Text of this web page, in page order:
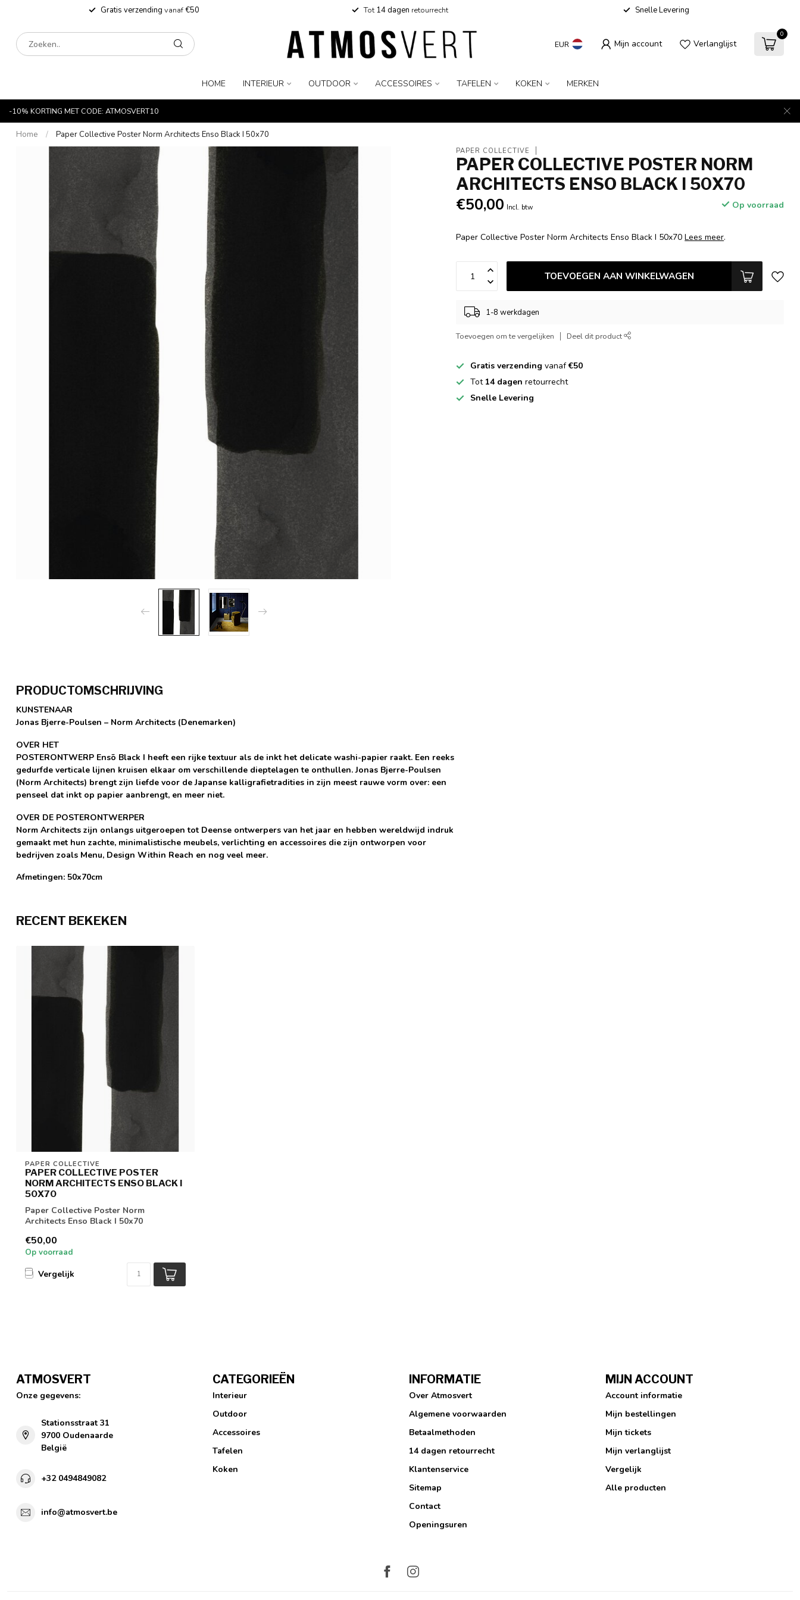
Gratis verzending vanaf€50 Tot14 dagen retourrecht Snelle Levering
EUR Mijn account Verlanglijst
0
HOME INTERIEUR OUTDOOR ACCESSOIRES TAFELEN KOKEN MERKEN
-10% KORTING MET CODE: ATMOSVERT10
Home / Paper Collective Poster Norm Architects Enso Black I 50x70
PAPER COLLECTIVE
PAPER COLLECTIVE POSTER NORM
ARCHITECTS ENSO BLACK I 50X70
€50,00 Incl. btw Op voorraad
Paper Collective Poster Norm Architects Enso Black I 50x70Lees meer.
TOEVOEGEN AAN WINKELWAGEN
1-8 werkdagen
Toevoegen om te vergelijken Deel dit product
Gratis verzending vanaf€50
Tot 14 dagen retourrecht
Snelle Levering
PRODUCTOMSCHRIJVING
KUNSTENAAR
Jonas Bjerre-Poulsen – Norm Architects (Denemarken)
OVER HET
POSTERONTWERP Ensõ Black I heeft een rijke textuur als de inkt het delicate washi-papier raakt. Een reeks
gedurfde verticale lijnen kruisen elkaar om verschillende dieptelagen te onthullen. Jonas Bjerre-Poulsen
(Norm Architects) brengt zijn liefde voor de Japanse kalligrafietradities in zijn meest rauwe vorm over: een
penseel dat inkt op papier aanbrengt, en meer niet.
OVER DE POSTERONTWERPER
Norm Architects zijn onlangs uitgeroepen tot Deense ontwerpers van het jaar en hebben wereldwijd indruk
gemaakt met hun zachte, minimalistische meubels, verlichting en accessoires die zijn ontworpen voor
bedrijven zoals Menu, Design Within Reach en nog veel meer.
Afmetingen: 50x70cm
RECENT BEKEKEN
PAPER COLLECTIVE
PAPER COLLECTIVE POSTER
NORM ARCHITECTS ENSO BLACK I
50X70
Paper Collective Poster Norm
Architects Enso Black I 50x70
€50,00
Op voorraad
Vergelijk
ATMOSVERT
Onze gegevens:
Stationsstraat 31
9700 Oudenaarde
België
+32 0494849082
info@atmosvert.be
CATEGORIEËN
Interieur
Outdoor
Accessoires
Tafelen
Koken
INFORMATIE
Over Atmosvert
Algemene voorwaarden
Betaalmethoden
14 dagen retourrecht
Klantenservice
Sitemap
Contact
Openingsuren
MIJN ACCOUNT
Account informatie
Mijn bestellingen
Mijn tickets
Mijn verlanglijst
Vergelijk
Alle producten